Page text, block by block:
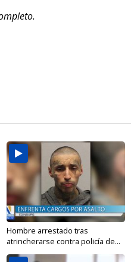
Hombre arrestado tras
atrincherarse contra policía de...